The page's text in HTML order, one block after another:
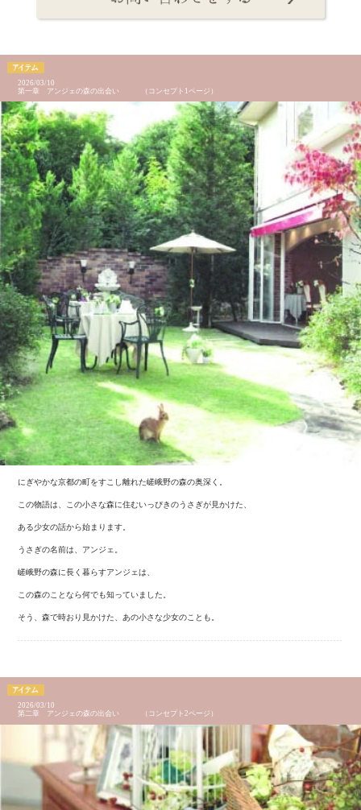
2026/03/10
第一章 アンジェの森の出会い （コンセプト1ページ）
にぎやかな京都の町をすこし離れた嵯峨野の森の奥深く。
この物語は、この小さな森に住むいっぴきのうさぎが見かけた、
ある少女の話から始まります。
うさぎの名前は、アンジェ。
嵯峨野の森に長く暮らすアンジェは、
この森のことなら何でも知っていました。
そう、森で時おり見かけた、あの小さな少女のことも。
2026/03/10
第二章 アンジェの森の出会い （コンセプト2ページ）